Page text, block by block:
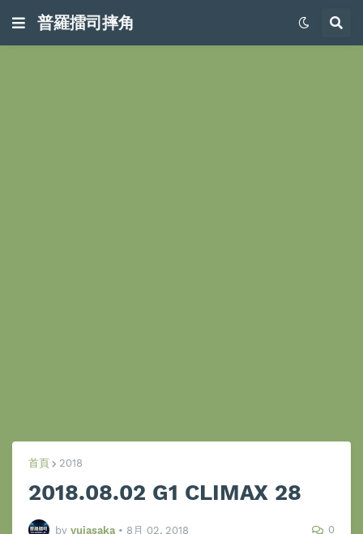
普羅擂司摔角
首頁 2018
2018.08.02 G1 CLIMAX 28
by yuiasaka • 8月 02, 2018 0